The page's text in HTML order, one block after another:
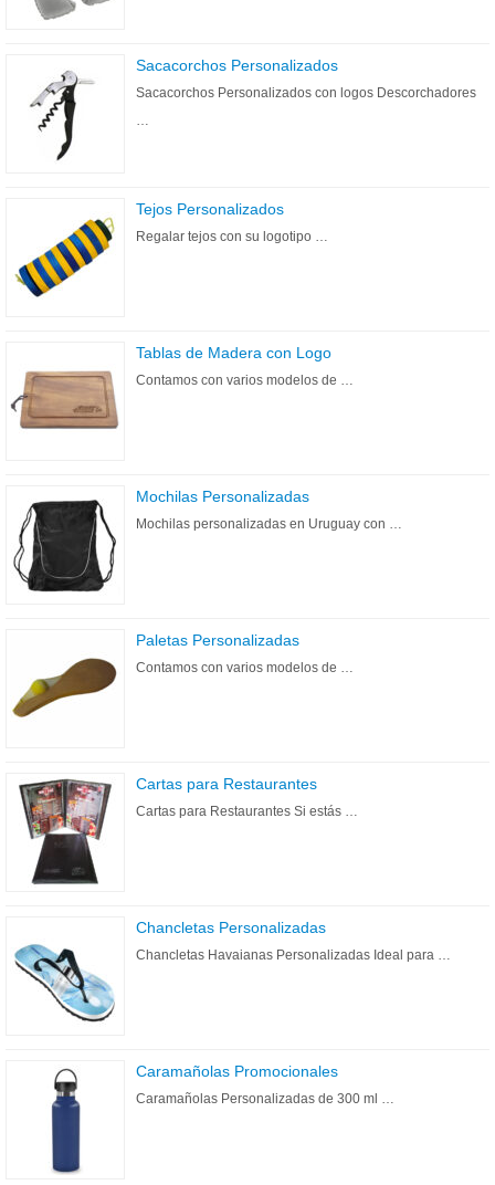
Sacacorchos Personalizados
Sacacorchos Personalizados con logos Descorchadores
…
Tejos Personalizados
Regalar tejos con su logotipo …
Tablas de Madera con Logo
Contamos con varios modelos de …
Mochilas Personalizadas
Mochilas personalizadas en Uruguay con …
Paletas Personalizadas
Contamos con varios modelos de …
Cartas para Restaurantes
Cartas para Restaurantes Si estás …
Chancletas Personalizadas
Chancletas Havaianas Personalizadas Ideal para …
Caramañolas Promocionales
Caramañolas Personalizadas de 300 ml …